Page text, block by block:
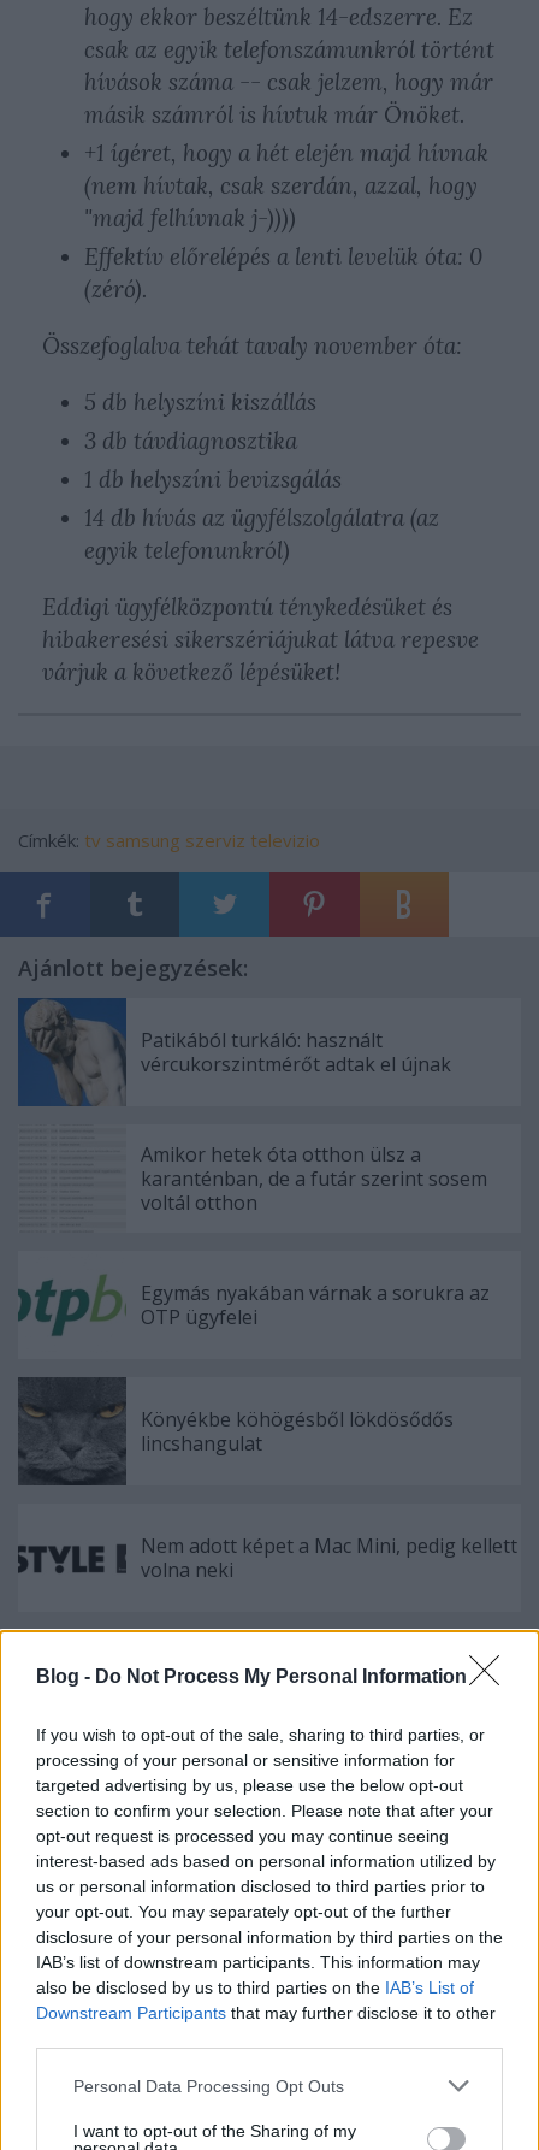
Blog - Do Not Process My Personal Information
If you wish to opt-out of the sale, sharing to third parties, or
processing of your personal or sensitive information for
targeted advertising by us, please use the below opt-out
section to confirm your selection. Please note that after your
opt-out request is processed you may continue seeing
interest-based ads based on personal information utilized by
us or personal information disclosed to third parties prior to
your opt-out. You may separately opt-out of the further
disclosure of your personal information by third parties on the
IAB’s list of downstream participants. This information may
also be disclosed by us to third parties on the IAB’s List of
Downstream Participants that may further disclose it to other
Please note that this website/app uses one or more Google
not limited to your visit or usage behaviour. You may click to
Personal Data Processing Opt Outs
I want to opt-out of the Sharing of my
hogy ekkor beszéltünk 14-edszerre. Ez
csak az egyik telefonszámunkról történt
hívások száma -- csak jelzem, hogy már
másik számról is hívtuk már Önöket.
+1 ígéret, hogy a hét elején majd hívnak
(nem hívtak, csak szerdán, azzal, hogy
"majd felhívnak j-))))
Effektív előrelépés a lenti levelük óta: 0
(zéró).
Összefoglalva tehát tavaly november óta:
5 db helyszíni kiszállás
3 db távdiagnosztika
1 db helyszíni bevizsgálás
14 db hívás az ügyfélszolgálatra (az
egyik telefonunkról)
Eddigi ügyfélközpontú ténykedésüket és
hibakeresési sikerszériájukat látva repesve
várjuk a következő lépésüket!
Címkék: tv samsung szerviz televizio
Ajánlott bejegyzések:
Patikából turkáló: használt
vércukorszintmérőt adtak el újnak
Amikor hetek óta otthon ülsz a
karanténban, de a futár szerint sosem
voltál otthon
Egymás nyakában várnak a sorukra az
OTP ügyfelei
Könyékbe köhögésből lökdösődős
lincshangulat
Nem adott képet a Mac Mini, pedig kellett
volna neki
Szólj hozzá!
A hozzászóláshoz be kell lépned!
VAGY